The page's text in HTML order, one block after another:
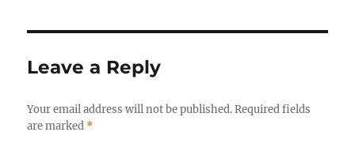
Leave a Reply
Your email address will not be published. Required fields
are marked *